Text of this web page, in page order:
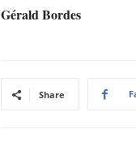
Gérald Bordes
Share